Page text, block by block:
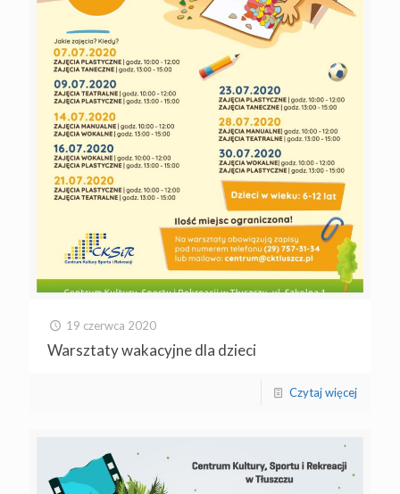
19 czerwca 2020
Warsztaty wakacyjne dla dzieci
Czytaj więcej